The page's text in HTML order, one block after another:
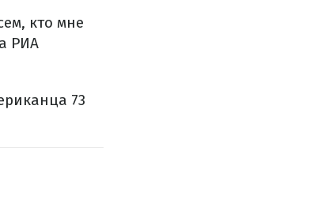
кто мне
РИА
73